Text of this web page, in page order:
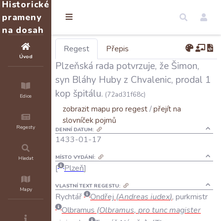
Historické
prameny
na dosah
Úvod
Edice
Regesty
Hledat
Mapy
Regest Přepis
Plzeňská rada potvrzuje, že Šimon,
syn Bláhy Huby z Chvalenic, prodal 1
kop špitálu. (72ad31f68c)
zobrazit mapu pro regest/přejít na
slovníček pojmů
DENNÍ DATUM:
1433-01-17
MÍSTO VYDÁNÍ:
Plzeň
VLASTNÍ TEXT REGESTU:
Rychtář Ondřej (Andreas iudex), purkmistr
Olbramus (Olbramus, pro tuncmagister